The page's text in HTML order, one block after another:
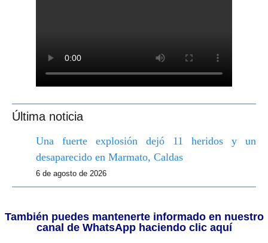
Última noticia
Una fuerte explosión dejó 11 heridos y un
desaparecido en Marmato, Caldas
6 de agosto de 2026
También puedes mantenerte informado en nuestro
canal de WhatsApp haciendo clic aquí